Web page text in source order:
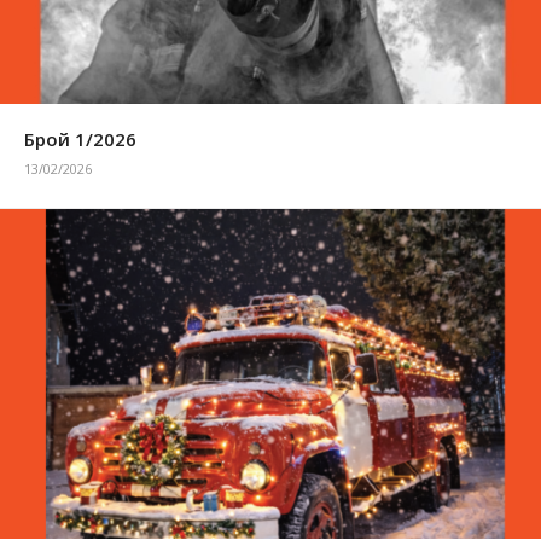
Брой 1/2026
13/02/2026